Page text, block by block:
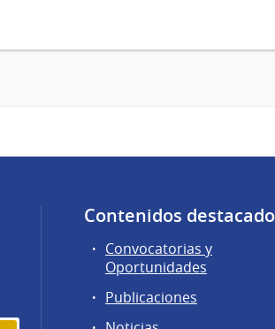
Contenidos
Convocatorias y
Oportunidades
Publicaciones